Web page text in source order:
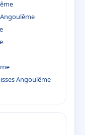
Angoulême